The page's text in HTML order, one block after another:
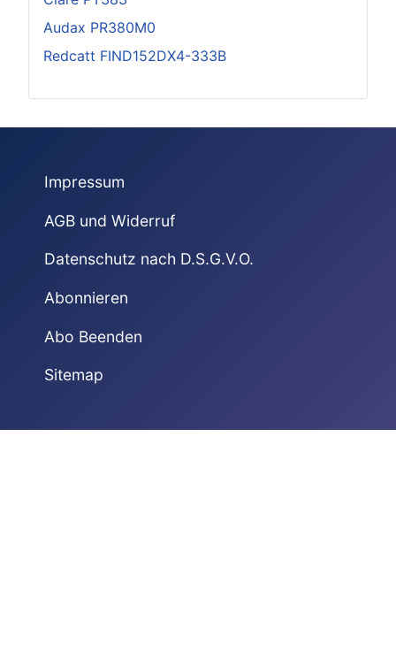
Audax PR380M0
Redcatt FIND152DX4-333B
Impressum
AGB und Widerruf
Datenschutz nach D.S.G.V.O.
Abonnieren
Abo Beenden
Sitemap